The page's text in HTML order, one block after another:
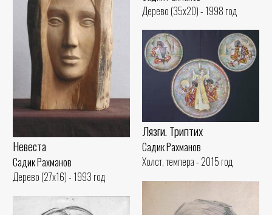
Дерево (35x20) - 1998 год
Невеста
Садик Рахманов
Дерево (27x16) - 1993 год
Лязги. Триптих
Садик Рахманов
Холст, темпера - 2015 год